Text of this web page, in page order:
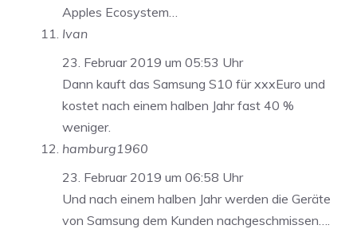
Apples Ecosystem…
Ivan
23. Februar 2019 um 05:53 Uhr
Dann kauft das Samsung S10 für xxxEuro und
kostet nach einem halben Jahr fast 40 %
weniger.
hamburg1960
23. Februar 2019 um 06:58 Uhr
Und nach einem halben Jahr werden die Geräte
von Samsung dem Kunden nachgeschmissen….